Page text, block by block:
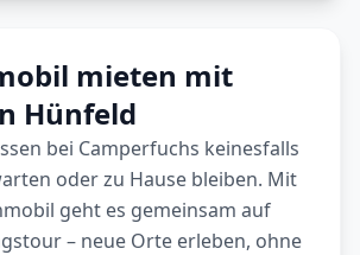
mieten mit
Hünfeld
bei Camperfuchs keinesfalls
oder zu Hause bleiben. Mit
geht es gemeinsam auf
– neue Orte erleben, ohne